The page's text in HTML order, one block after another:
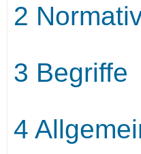
2
3 Begriffe
4